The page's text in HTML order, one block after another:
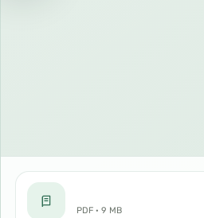
PDF · 9 MB